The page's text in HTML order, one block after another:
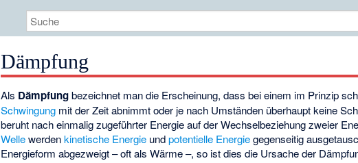
Dämpfung
Als Dämpfungbezeichnet man die Erscheinung, dass bei einem im Prinzip
Schwingung mit der Zeit abnimmt oder je nach Umständen überhaupt keine
beruht nach einmalig zugeführter Energie auf der Wechselbeziehung zweier
Wellewerdenkinetische Energie undpotentielle Energiegegenseitig
Energieform abgezweigt – oft als Wärme –, so ist dies die Ursache der